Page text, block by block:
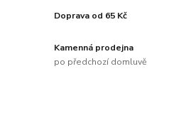
Doprava od 65 Kč
Kamenná prodejna
po předchozí domluvě